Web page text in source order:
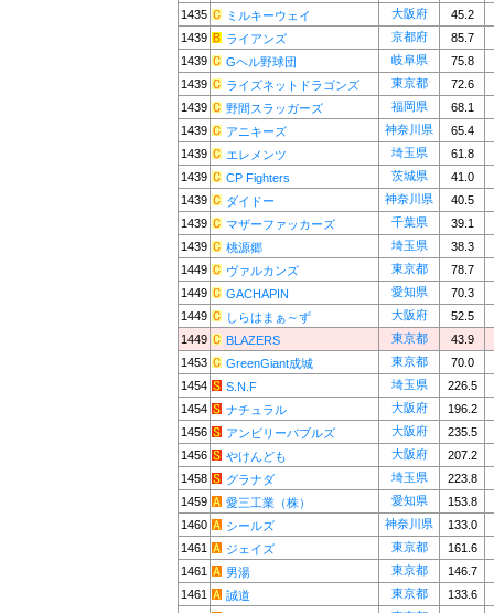
1435
ミルキーウェイ 大阪府
45.2
1439
ライアンズ 京都府
85.7
1439
Gヘル野球団 岐阜県
75.8
1439
ライズネットドラゴンズ 東京都
72.6
1439
野間スラッガーズ 福岡県
68.1
1439
アニキーズ 神奈川県
65.4
1439
エレメンツ 埼玉県
61.8
1439
CP Fighters 茨城県
41.0
1439
ダイドー 神奈川県
40.5
1439
マザーファッカーズ 千葉県
39.1
1439
桃源郷 埼玉県
38.3
1449
ヴァルカンズ 東京都
78.7
1449
GACHAPIN 愛知県
70.3
1449
しらはまぁ～ず 大阪府
52.5
1449
BLAZERS 東京都
43.9
1453
GreenGiant成城 東京都
70.0
1454
S.N.F 埼玉県
226.5
1454
ナチュラル 大阪府
196.2
1456
アンビリーバブルズ 大阪府
235.5
1456
やけんども 大阪府
207.2
1458
グラナダ 埼玉県
223.8
1459
愛三工業（株） 愛知県
153.8
1460
シールズ 神奈川県
133.0
1461
ジェイズ 東京都
161.6
1461
男湯 東京都
146.7
1461
誠道 東京都
133.6